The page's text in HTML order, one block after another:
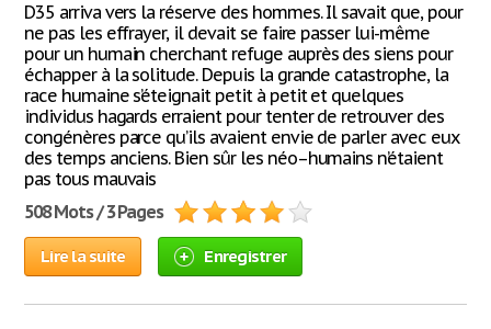
D35 arriva vers la réserve des hommes. Il savait que, pour
ne pas les effrayer, il devait se faire passer lui-même
pour un humain cherchant refuge auprès des siens pour
échapper à la solitude. Depuis la grande catastrophe, la
race humaine s’éteignait petit à petit et quelques
individus hagards erraient pour tenter de retrouver des
congénères parce qu’ils avaient envie de parler avec eux
des temps anciens. Bien sûr les néo–humains n’étaient
pas tous mauvais
508 Mots / 3 Pages
Lire la suite Enregistrer